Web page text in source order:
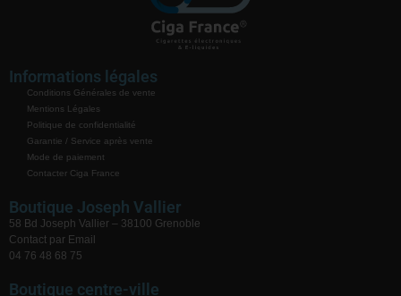
Informations légales
Conditions Générales de vente
Mentions Légales
Politique de confidentialité
Garantie / Service après vente
Mode de paiement
Contacter Ciga France
Boutique Joseph Vallier
58 Bd Joseph Vallier – 38100 Grenoble
Contact par Email
04 76 48 68 75
Boutique centre-ville